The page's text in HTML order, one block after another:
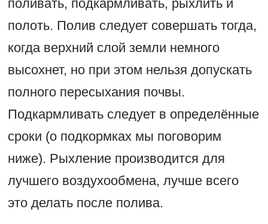
поливать, подкармливать, рыхлить и
полоть. Полив следует совершать тогда,
когда верхний слой земли немного
высохнет, но при этом нельзя допускать
полного пересыхания почвы.
Подкармливать следует в определённые
сроки (о подкормках мы поговорим
ниже). Рыхление производится для
лучшего воздухообмена, лучше всего
это делать после полива.